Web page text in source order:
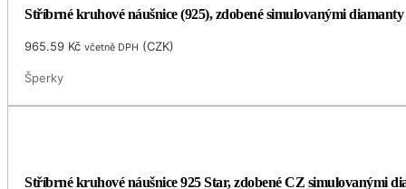
Stříbrné kruhové náušnice (925), zdobené simulovanými
965.59 Kč včetně DPH (CZK)
Šperky
Stříbrné kruhové náušnice 925 Star, zdobené CZ simulovanými